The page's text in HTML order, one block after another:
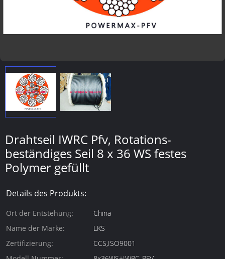
Drahtseil IWRC Pfv, Rotations-
beständiges Seil 8 x 36 WS festes
Polymer gefüllt
Details des Produkts:
Ort der Entstehung:
China
Name der Marke:
LKS
Zertifizierung:
CCS,ISO9001